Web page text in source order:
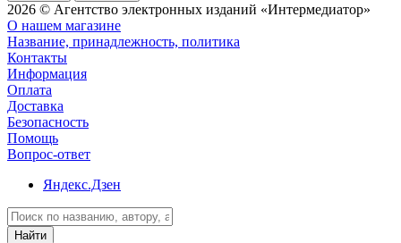
2026 © Агентство электронных изданий «Интермедиатор»
О нашем магазине
Название, принадлежность, политика
Контакты
Информация
Оплата
Доставка
Безопасность
Помощь
Вопрос-ответ
Яндекс.Дзен
Найти